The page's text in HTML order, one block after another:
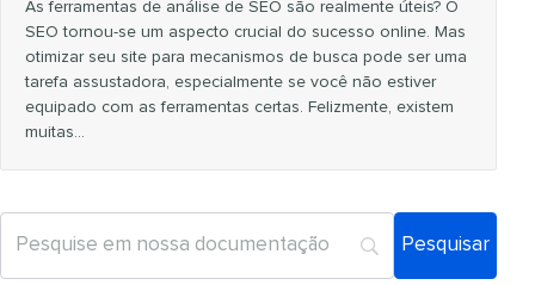
As ferramentas de análise de SEO são realmente úteis? O
SEO tornou-se um aspecto crucial do sucesso online. Mas
otimizar seu site para mecanismos de busca pode ser uma
tarefa assustadora, especialmente se você não estiver
equipado com as ferramentas certas. Felizmente, existem
muitas...